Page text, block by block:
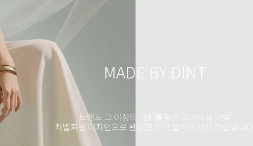
MADE BY DINT
브랜드 그 이상의 가치를 담은 프리미엄 라벨
차별화된 디자인으로 완성한 하이 퀄리티 제작 라인입니다.